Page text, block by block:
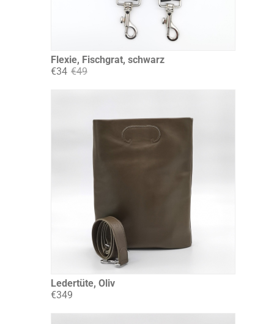
Flexie, Fischgrat, schwarz
€34 €49
Ledertüte, Oliv
€349